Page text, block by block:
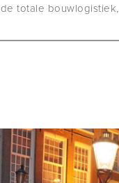
totale bouwlogistiek,